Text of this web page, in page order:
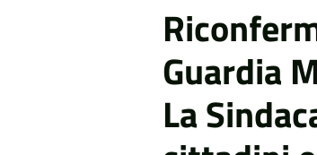
Guardia
La